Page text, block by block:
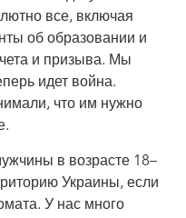
все, включая
об образовании и
и призыва. Мы
идет война.
что им нужно
в возрасте 18–
Украины, если
У нас много